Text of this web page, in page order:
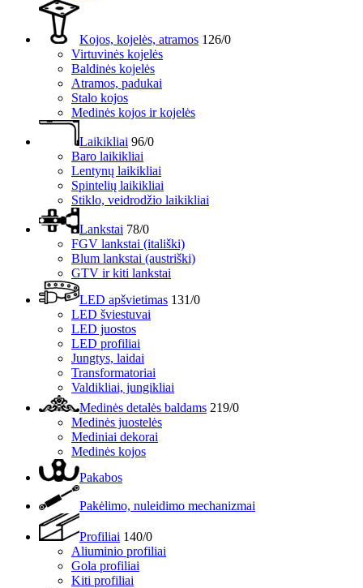
Kojos, kojelės, atramos 126/0
Virtuvinės kojelės
Baldinės kojelės
Atramos, padukai
Stalo kojos
Medinės kojos ir kojelės
Laikikliai 96/0
Baro laikikliai
Lentynų laikikliai
Spintelių laikikliai
Stiklo, veidrodžio laikikliai
Lankstai 78/0
FGV lankstai (itališki)
Blum lankstai (austriški)
GTV ir kiti lankstai
LED apšvietimas 131/0
LED šviestuvai
LED juostos
LED profiliai
Jungtys, laidai
Transformatoriai
Valdikliai, jungikliai
Medinės detalės baldams 219/0
Medinės juostelės
Mediniai dekorai
Medinės kojos
Pakabos
Pakėlimo, nuleidimo mechanizmai
Profiliai 140/0
Aliuminio profiliai
Gola profiliai
Kiti profiliai